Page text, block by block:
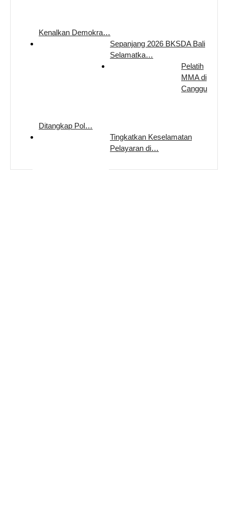
Kenalkan Demokra…
Sepanjang 2026 BKSDA Bali
Selamatka…
Pelatih
MMA di
Canggu
Ditangkap Pol…
Tingkatkan Keselamatan
Pelayaran di…